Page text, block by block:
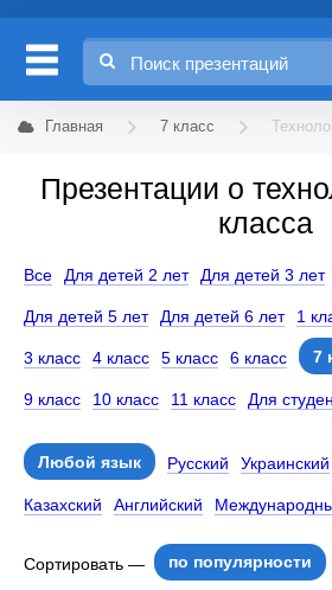
Главная 7 класс
Презентации о
класса
Все Для детей 2 лет Для детей 3 лет
Для детей 5 лет Для детей 6 лет 1
3 класс 4 класс 5 класс 6 класс 7
9 класс 10 класс 11 класс Для
Любой язык Русский Украинский
Казахский Английский
Сортировать — по популярности